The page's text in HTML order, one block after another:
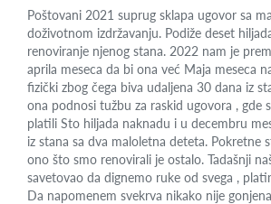
Poštovani 2021 suprug sklapa ugovor sa
doživotnom izdržavanju. Podiže deset
renoviranje njenog stana. 2022 nam je
aprila meseca da bi ona već Maja meseca
fizički zbog čega biva udaljena 30 dana iz
ona podnosi tužbu za raskid ugovora , gde
platili Sto hiljada naknadu i u decembru
iz stana sa dva maloletna deteta. Pokretne
ono što smo renovirali je ostalo. Tadašnji
savetovao da dignemo ruke od svega ,
Da napomenem svekrva nikako nije